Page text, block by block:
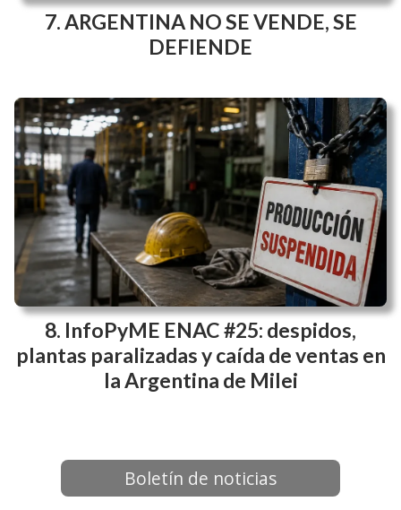
ARGENTINA NO SE VENDE, SE
DEFIENDE
InfoPyME ENAC #25: despidos,
plantas paralizadas y caída de ventas en
la Argentina de Milei
Boletín de noticias